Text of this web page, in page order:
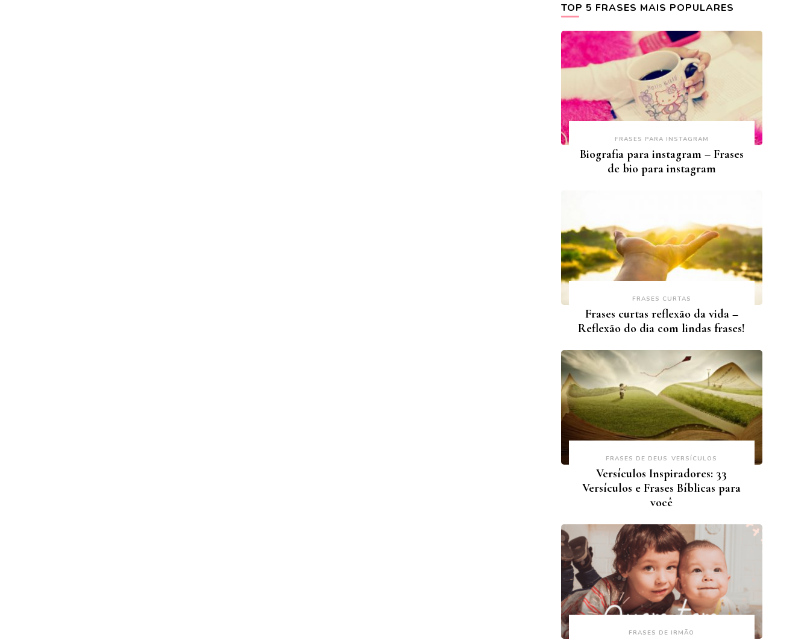
TOP 5 FRASES MAIS POPULARES
FRASES PARA INSTAGRAM
Biografia para instagram – Frases
de bio para instagram
FRASES CURTAS
Frases curtas reflexão da vida –
Reflexão do dia com lindas frases!
FRASES DE DEUS VERSÍCULOS
Versículos Inspiradores: 33
Versículos e Frases Bíblicas para
você
FRASES DE IRMÃO